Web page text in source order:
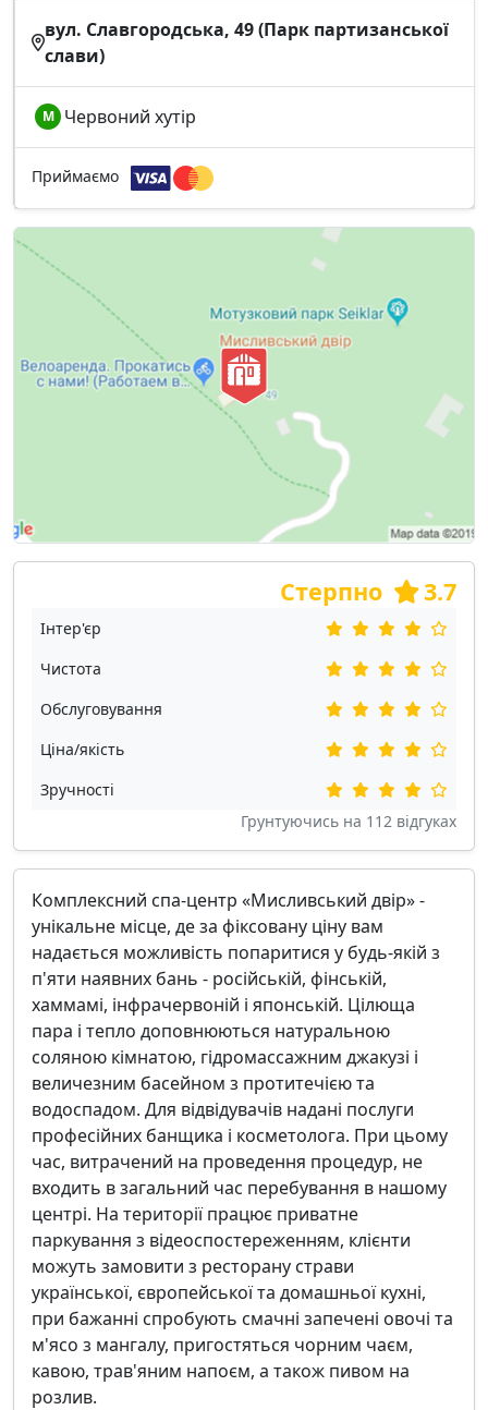
вул. Славгородська, 49 (Парк партизанської
слави)
М Червоний хутір
Приймаємо
Стерпно 3.7
Інтер'єр
Чистота
Обслуговування
Ціна/якість
Зручності
Грунтуючись на 112 відгуках
Комплексний спа-центр «Мисливський двір» -
унікальне місце, де за фіксовану ціну вам
надається можливість попаритися у будь-якій з
п'яти наявних бань - російській, фінській,
хаммамі, інфрачервоній і японській. Цілюща
пара і тепло доповнюються натуральною
соляною кімнатою, гідромассажним джакузі і
величезним басейном з протитечією та
водоспадом. Для відвідувачів надані послуги
професійних банщика і косметолога. При цьому
час, витрачений на проведення процедур, не
входить в загальний час перебування в нашому
центрі. На території працює приватне
паркування з відеоспостереженням, клієнти
можуть замовити з ресторану страви
української, європейської та домашньої кухні,
при бажанні спробують смачні запечені овочі та
м'ясо з мангалу, пригостяться чорним чаєм,
кавою, трав'яним напоєм, а також пивом на
розлив.